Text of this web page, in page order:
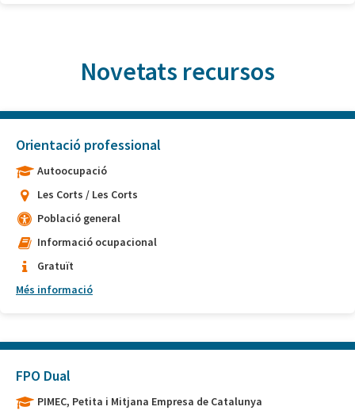
Novetats recursos
Orientació professional
Autoocupació
Les Corts / Les Corts
Població general
Informació ocupacional
Gratuït
Més informació
FPO Dual
PIMEC, Petita i Mitjana Empresa de Catalunya